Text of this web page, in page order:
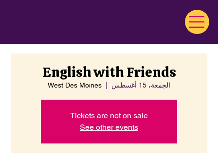
English with Friends
الجمعة، 15 أغسطس West Des Moines
Tickets are not on sale
See other events